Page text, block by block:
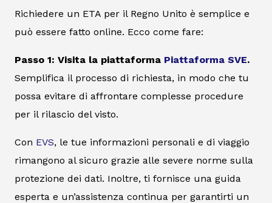
Richiedere un ETA per il Regno Unito è semplice e
può essere fatto online. Ecco come fare:
Passo 1: Visita la piattaforma Piattaforma SVE.
Semplifica il processo di richiesta, in modo che tu
possa evitare di affrontare complesse procedure
per il rilascio del visto.
Con EVS, le tue informazioni personali e di viaggio
rimangono al sicuro grazie alle severe norme sulla
protezione dei dati. Inoltre, ti fornisce una guida
esperta e un’assistenza continua per garantirti un